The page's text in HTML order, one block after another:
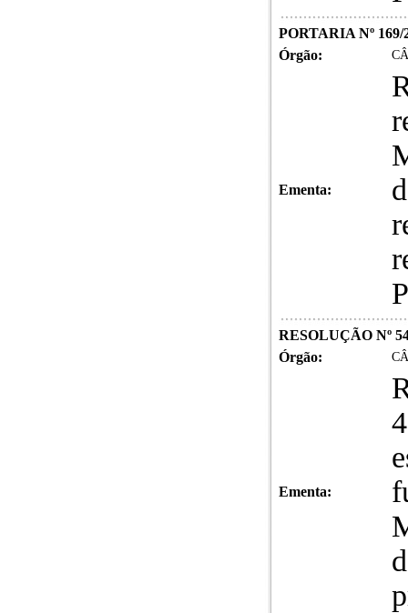
PORTARIA Nº 169/
Órgão:
Ementa:
RESOLUÇÃO Nº
Órgão:
Ementa: